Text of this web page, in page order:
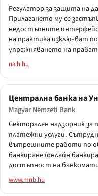
Регулатор за защита на
Прилагането му се
недостъпните
на практика изключват
упражняването на
naih.hu
Централна банка на
Magyar Nemzeti Bank
Секторален надзорник за
платежни услуги.
вътрешните работи по
банкиране (онлайн
достъпност на
www.mnb.hu